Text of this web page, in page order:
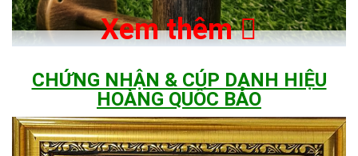
Xem thêm
CHỨNG NHẬN & CÚP DANH HIỆU
HOÀNG QUỐC BẢO